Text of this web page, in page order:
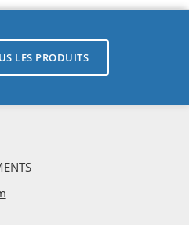
LES PRODUITS